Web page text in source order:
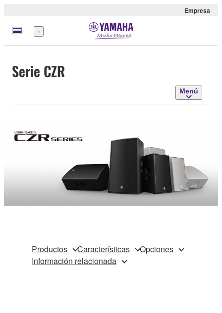
Empresa
Menú
Serie CZR
Menú
Productos Características
Opciones
Información relacionada